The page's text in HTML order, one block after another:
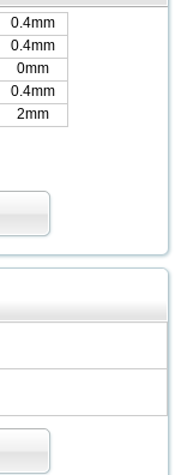
0.4mm
0.4mm
0mm
0.4mm
2mm